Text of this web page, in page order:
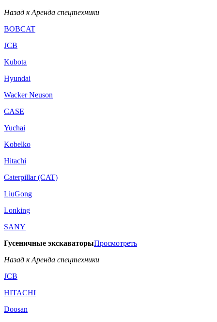
Назад к Аренда спецтехники
BOBCAT
JCB
Kubota
Hyundai
Wacker Neuson
CASE
Yuchai
Kobelko
Hitachi
Caterpillar (CAT)
LiuGong
Lonking
SANY
Гусеничные экскаваторыПросмотреть
Назад к Аренда спецтехники
JCB
HITACHI
Doosan